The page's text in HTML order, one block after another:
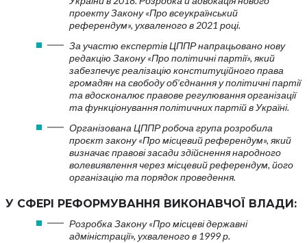
проекту Закону «Про всеукраїнський
референдум», ухваленого в 2021 році.
За участю експертів ЦППР напрацьовано нову
редакцію Закону «Про політичні партії», який
забезпечує реалізацію конституційного права
громадян на свободу об’єднання у політичні партії
та вдосконалює правове регулювання організації
та функціонування політичних партій в Україні.
Організована ЦППР робоча група розробила
проєкт закону «Про місцевий референдум», який
визначає правові засади здійснення народного
волевиявлення через місцевий референдум, його
організацію та порядок проведення.
У СФЕРІ РЕФОРМУВАННЯ ВИКОНАВЧОЇ ВЛАДИ:
Розробка Закону «Про місцеві державні
адміністрації», ухваленого в 1999 р.